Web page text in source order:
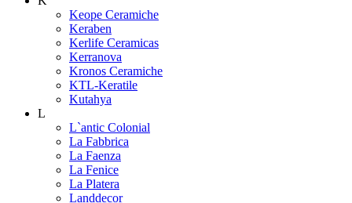
Keope Ceramiche
Keraben
Kerlife Ceramicas
Kerranova
Kronos Ceramiche
KTL-Keratile
Kutahya
L
L`antic Colonial
La Fabbrica
La Faenza
La Fenice
La Platera
Landdecor